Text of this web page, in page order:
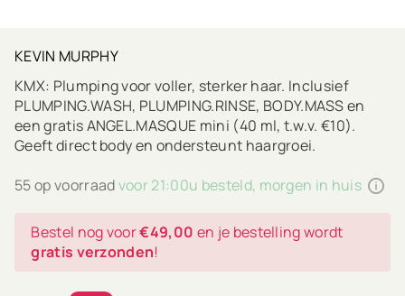
KEVIN MURPHY
KMX: Plumping voor voller, sterker haar. Inclusief
PLUMPING.WASH, PLUMPING.RINSE, BODY.MASS en
een gratis ANGEL.MASQUE mini (40 ml, t.w.v. €10).
Geeft direct body en ondersteunt haargroei.
55 op voorraadvoor 21:00u besteld, morgen in huis
Bestel nog voor€49,00 en je bestelling wordt
gratis verzonden!